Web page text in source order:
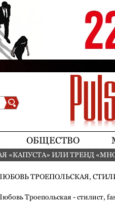
ОБЩЕСТВО
«КАПУСТА» ИЛИ ТРЕНД
ТРОЕПОЛЬСКАЯ,
Троепольская - стилист,